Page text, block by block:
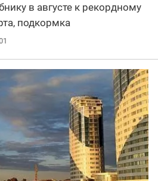
в августе к рекордному
подкормка